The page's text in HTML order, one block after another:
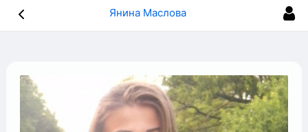
Янина Маслова